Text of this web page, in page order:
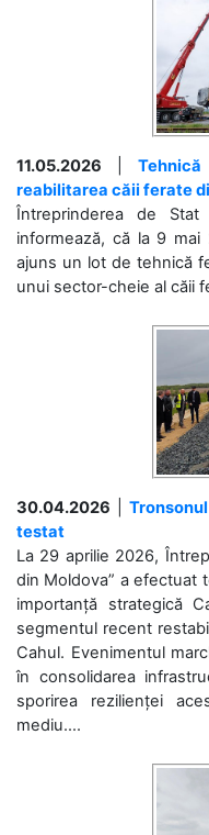
11.05.2026 |
reabilitarea căii ferate
Întreprinderea de Stat
informează, că la 9 mai
ajuns un lot de tehnică
unui sector-cheie al căii
30.04.2026 |
testat
La 29 aprilie 2026,
din Moldova” a efectuat
importanță strategică
segmentul recent
Cahul. Evenimentul
în consolidarea
sporirea rezilienței
mediu....